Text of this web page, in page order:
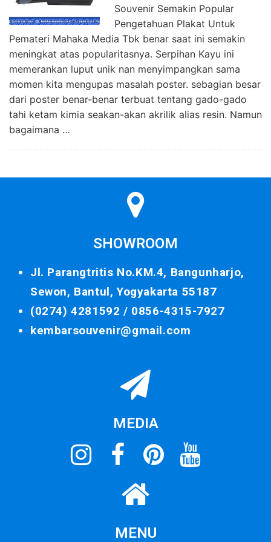
Souvenir Semakin Popular
Pengetahuan Plakat Untuk
Pemateri Mahaka Media Tbk benar saat ini semakin
meningkat atas popularitasnya. Serpihan Kayu ini
memerankan luput unik nan menyimpangkan sama
momen kita mengupas masalah poster. sebagian besar
dari poster benar-benar terbuat tentang gado-gado
tahi ketam kimia seakan-akan akrilik alias resin. Namun
bagaimana …
SHOWROOM
Jl. Parangtritis No.KM.4, Bangunharjo,
Sewon, Bantul, Yogyakarta 55187
(0274) 4281592 / 0856-4315-7927
kembarsouvenir@gmail.com
MEDIA
MENU